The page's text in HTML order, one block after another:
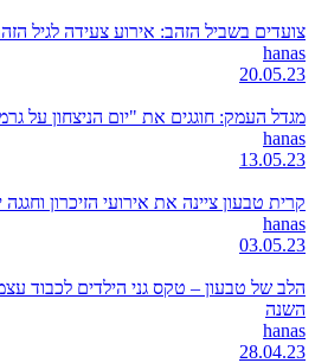
צועדים בשביל הזהב: אירוע צעידה לגיל
hanas
20.05.23
מגדל העמק: חוגגים את "יום הניצחון על
hanas
13.05.23
קרית טבעון ציינה את אירועי הזיכרון וחגגה יום הולדת 75
hanas
03.05.23
השנה
hanas
28.04.23